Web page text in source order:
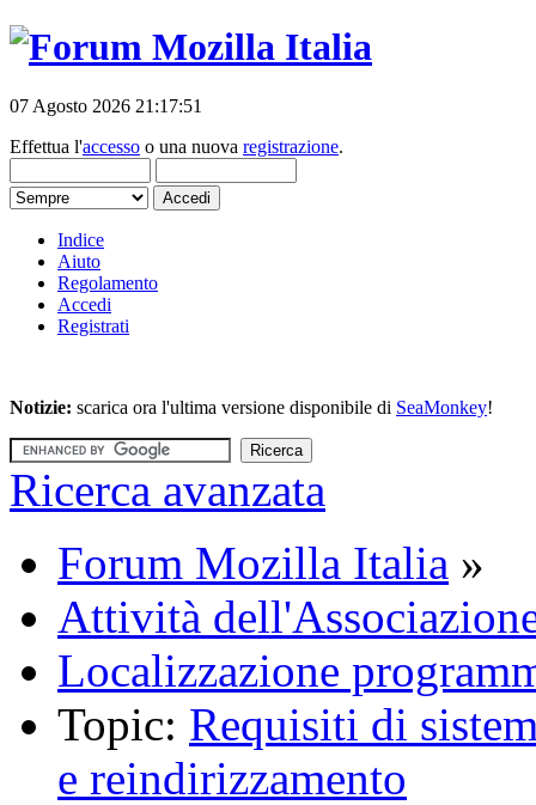
07 Agosto 2026 21:17:51
Effettua l'accesso o una nuova registrazione.
Indice
Aiuto
Regolamento
Accedi
Registrati
Notizie: scarica ora l'ultima versione disponibile di SeaMonkey!
Ricerca avanzata
Forum Mozilla Italia »
Attività
Localizzazione
Topic: Requisiti di
e reindirizzamento